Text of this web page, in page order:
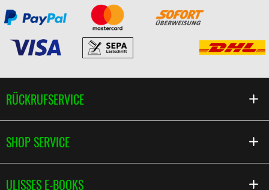
RÜCKRUFSERVICE
SHOP SERVICE
ULISSES E-BOOKS